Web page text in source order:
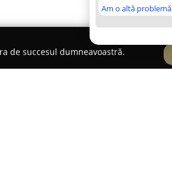
Am o altă problemă
de succesul dumneavoastră.